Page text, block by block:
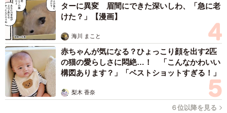
ターに異変 眉間にできた深いしわ、「急に老
けた？」【漫画】
海川 まこと
赤ちゃんが気になる？ひょっこり顔を出す2匹
の猫の愛らしさに悶絶…！ 「こんなかわいい
構図あります？」「ベストショットすぎる！」
梨木 香奈
６位以降を見る